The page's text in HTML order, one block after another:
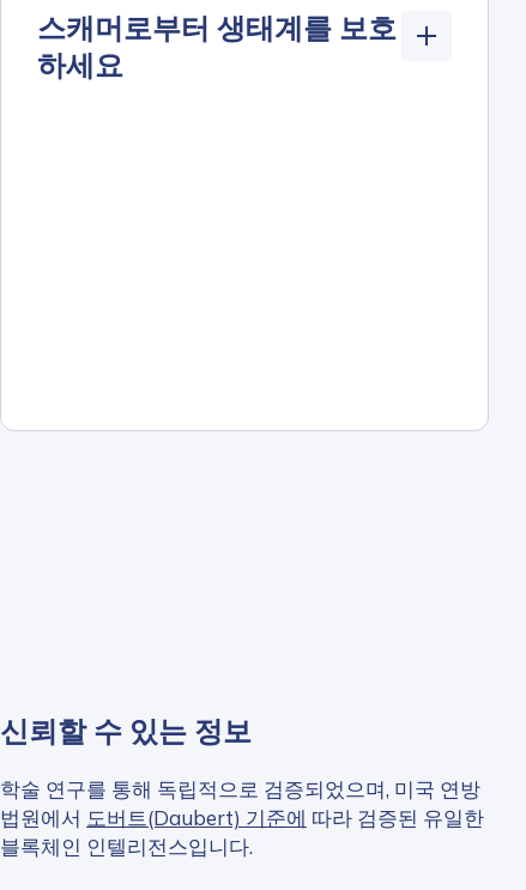
스캐머로부터 생태계를 보호
하세요
신뢰할 수 있는 정보
학술 연구를 통해 독립적으로 검증되었으며, 미국 연방
법원에서 도버트(Daubert) 기준에 따라 검증된 유일한
블록체인 인텔리전스입니다.
Contact us